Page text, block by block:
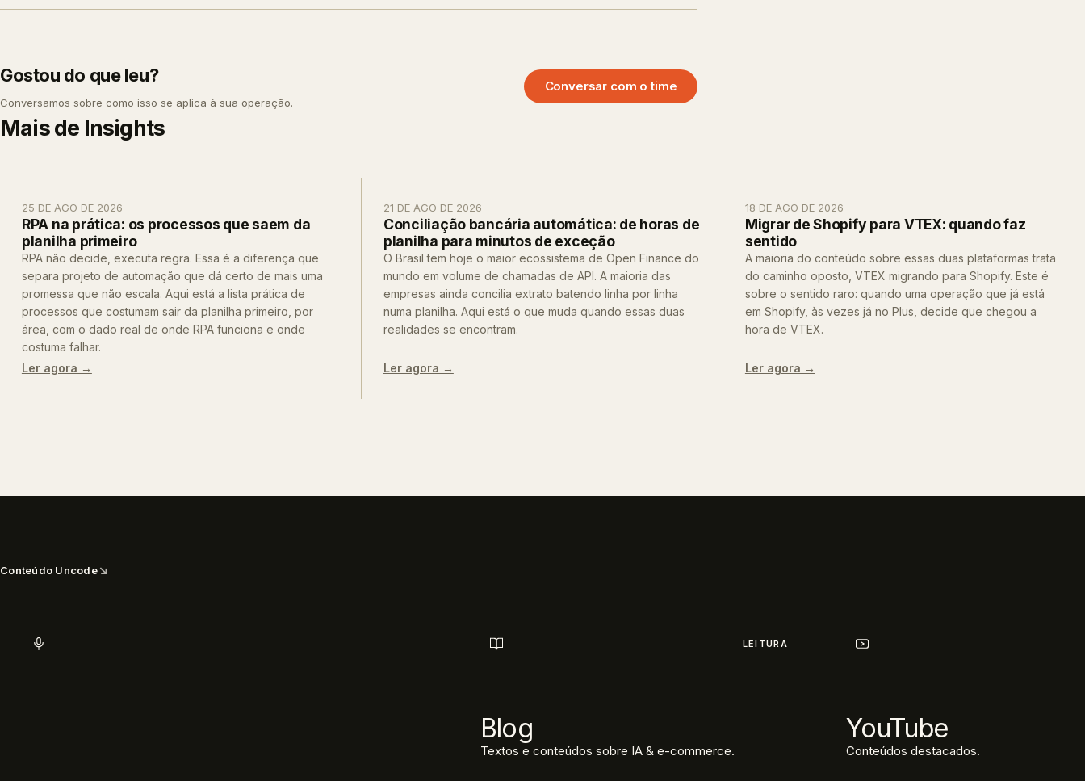
Gostou do que leu?
Conversamos sobre como isso se aplica à sua operação.
Conversar com o time
Mais de Insights
25 DE AGO DE 2026
RPA na prática: os processos que saem da
planilha primeiro
RPA não decide, executa regra. Essa é a diferença que
separa projeto de automação que dá certo de mais uma
promessa que não escala. Aqui está a lista prática de
processos que costumam sair da planilha primeiro, por
área, com o dado real de onde RPA funciona e onde
costuma falhar.
Ler agora →
21 DE AGO DE 2026
Conciliação bancária automática: de horas de
planilha para minutos de exceção
O Brasil tem hoje o maior ecossistema de Open Finance do
mundo em volume de chamadas de API. A maioria das
empresas ainda concilia extrato batendo linha por linha
numa planilha. Aqui está o que muda quando essas duas
realidades se encontram.
Ler agora →
18 DE AGO DE 2026
Migrar de Shopify para VTEX: quando faz
sentido
A maioria do conteúdo sobre essas duas plataformas trata
do caminho oposto, VTEX migrando para Shopify. Este é
sobre o sentido raro: quando uma operação que já está
em Shopify, às vezes já no Plus, decide que chegou a
hora de VTEX.
Ler agora →
Conteúdo Uncode↘
LEITURA
Blog
Textos e conteúdos sobre IA & e-commerce.
YouTube
Conteúdos destacados.